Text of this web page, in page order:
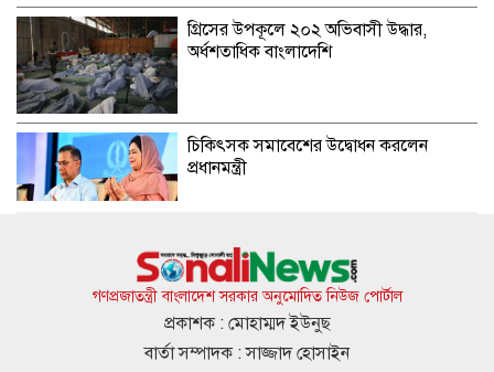
গ্রিসের উপকূলে ২০২ অভিবাসী উদ্ধার,
অর্ধশতাধিক বাংলাদেশি
চিকিৎসক সমাবেশের উদ্বোধন করলেন
প্রধানমন্ত্রী
সৌদি,পাকিস্তান ও তুরস্কের যৌথ প্রতিরক্ষা
চুক্তি, নেপথ্যে কি?
গণপ্রজাতন্ত্রী বাংলাদেশ সরকার অনুমোদিত নিউজ পোর্টাল
প্রকাশক : মোহাম্মদ ইউনুছ
বার্তা সম্পাদক : সাজ্জাদ হোসাইন